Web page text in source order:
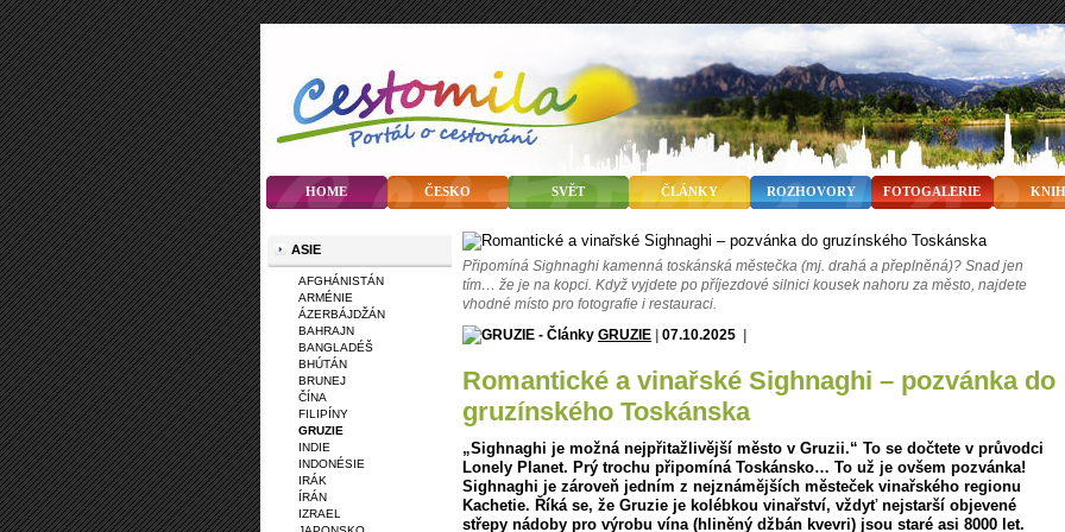
HOME ČESKO SVĚT ČLÁNKY ROZHOVORY FOTOGALERIE
Připomíná Sighnaghi kamenná toskánská městečka (mj. drahá a přeplněná)? Snad jen
tím… že je na kopci. Když vyjdete po příjezdové silnici kousek nahoru za město, najdete
vhodné místo pro fotografie i restauraci.
GRUZIE | 07.10.2025 |
Romantické a vinařské Sighnaghi – pozvánka do
gruzínského Toskánska
„Sighnaghi je možná nejpřitažlivější město v Gruzii.“ To se dočtete v průvodci
Lonely Planet. Prý trochu připomíná Toskánsko… To už je ovšem pozvánka!
Sighnaghi je zároveň jedním z nejznámějších městeček vinařského regionu
Kachetie. Říká se, že Gruzie je kolébkou vinařství, vždyť nejstarší objevené
střepy nádoby pro výrobu vína (hliněný džbán kvevri) jsou staré asi 8000 let.
ASIE
AFGHÁNISTÁN
ARMÉNIE
ÁZERBÁJDŽÁN
BAHRAJN
BANGLADÉŠ
BHÚTÁN
BRUNEJ
ČÍNA
FILIPÍNY
GRUZIE
INDIE
INDONÉSIE
IRÁK
ÍRÁN
IZRAEL